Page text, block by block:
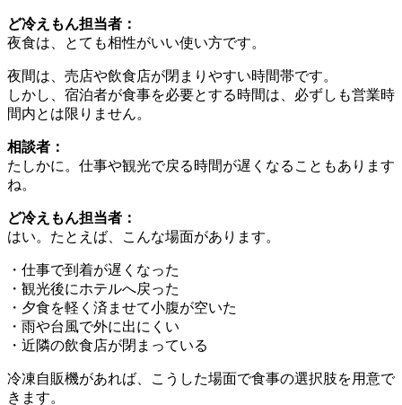
ど冷えもん担当者：
夜食は、とても相性がいい使い方です。
夜間は、売店や飲食店が閉まりやすい時間帯です。
しかし、宿泊者が食事を必要とする時間は、必ずしも営業時
間内とは限りません。
相談者：
たしかに。仕事や観光で戻る時間が遅くなることもあります
ね。
ど冷えもん担当者：
はい。たとえば、こんな場面があります。
・仕事で到着が遅くなった
・観光後にホテルへ戻った
・夕食を軽く済ませて小腹が空いた
・雨や台風で外に出にくい
・近隣の飲食店が閉まっている
冷凍自販機があれば、こうした場面で食事の選択肢を用意で
きます。